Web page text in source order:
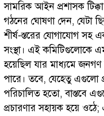
সামরিক আইন প্রশাসক টিক্কা
গঠনের ঘোষণা দেন, যেটা
শীর্ষ-স্তরের যোগাযোগ সহ
সংস্থা। এই কমিটিগুলোকে
হয়েছিল যার মাধ্যমে
পারে। তবে, যেহেতু এগুলো
পরিচালিত হতো, বাস্তবে
প্রচারণার সহায়ক হয়ে